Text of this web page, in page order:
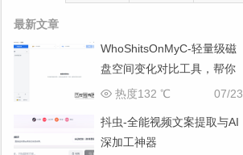
最新文章
WhoShitsOnMyC-轻量级磁
盘空间变化对比工具，帮你
找出“吃掉”空间的罪魁祸首
07/23
热度132 ℃
抖虫-全能视频文案提取与AI
深加工神器